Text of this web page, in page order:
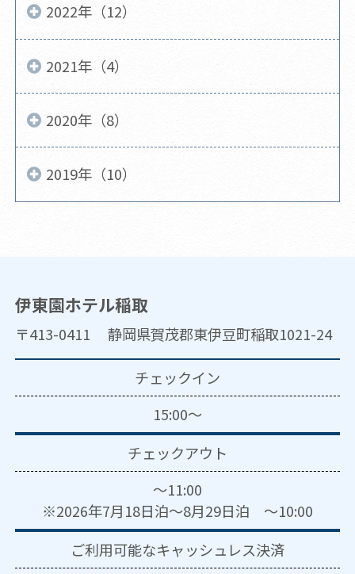
2022年（12）
2021年（4）
2020年（8）
2019年（10）
伊東園ホテル稲取
〒413-0411 静岡県賀茂郡東伊豆町稲取1021-24
チェックイン
15:00～
チェックアウト
～11:00
※2026年7月18日泊～8月29日泊 ～10:00
ご利用可能なキャッシュレス決済